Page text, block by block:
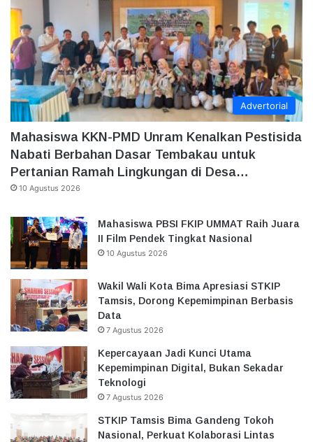
Advertorial
Mahasiswa KKN-PMD Unram Kenalkan Pestisida
Nabati Berbahan Dasar Tembakau untuk
Pertanian Ramah Lingkungan di Desa…
10 Agustus 2026
Mahasiswa PBSI FKIP UMMAT Raih Juara
II Film Pendek Tingkat Nasional
10 Agustus 2026
Wakil Wali Kota Bima Apresiasi STKIP
Tamsis, Dorong Kepemimpinan Berbasis
Data
7 Agustus 2026
Kepercayaan Jadi Kunci Utama
Kepemimpinan Digital, Bukan Sekadar
Teknologi
7 Agustus 2026
STKIP Tamsis Bima Gandeng Tokoh
Nasional, Perkuat Kolaborasi Lintas